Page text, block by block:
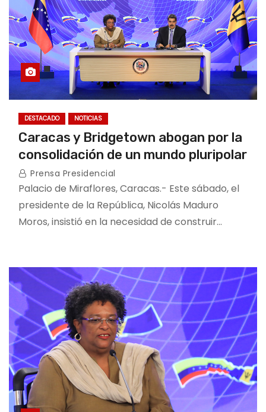
DESTACADO NOTICIAS
Caracas y Bridgetown abogan por la
consolidación de un mundo pluripolar
Prensa Presidencial
Palacio de Miraflores, Caracas.- Este sábado, el
presidente de la República, Nicolás Maduro
Moros, insistió en la necesidad de construir…